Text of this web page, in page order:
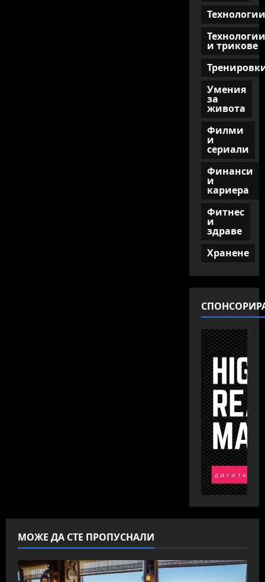
Технологии
Технологии
и трикове
Умения
за
живота
Филми
и
сериали
Финанси
и
кариера
Фитнес
и
здраве
Хранене
МОЖЕ ДА СТЕ ПРОПУСНАЛИ